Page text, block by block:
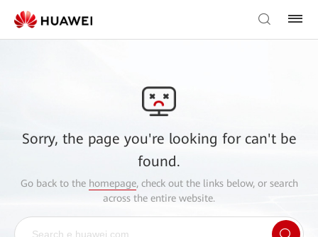
Sorry, the page you're looking for can't be
found.
Go back to the homepage, check out the links below, or search
across the entire website.